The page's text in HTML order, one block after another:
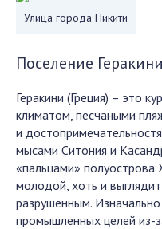
Улица города Никити
Поселение Геракини
Геракини (Греция) – это
климатом, песчаными
и
мысами Ситония и
«пальцами» полуострова
молодой, хоть и
разрушенным.
промышленных целей из-